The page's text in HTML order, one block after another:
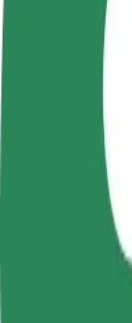
როგორ
Face Club დან
Face Club
Szpital Miejski
კომფორტი და
სანდო
მგზავრობის